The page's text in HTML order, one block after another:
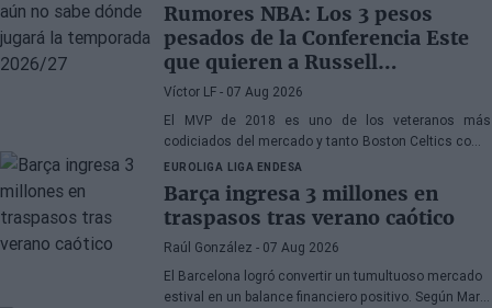
Rumores NBA: Los 3 pesos
pesados de la Conferencia Este
que quieren a Russell
Westbrook
Víctor LF - 07 Aug 2026
El MVP de 2018 es uno de los veteranos más
codiciados del mercado y tanto Boston Celtics como
Cleveland Cavaliers y Detroit Pistons estarían
interesados en hacerse con sus servicios
EUROLIGA LIGA ENDESA
Barça ingresa 3 millones en
traspasos tras verano caótico
Raúl González - 07 Aug 2026
El Barcelona logró convertir un tumultuoso mercado
estival en un balance financiero positivo. Según Marc